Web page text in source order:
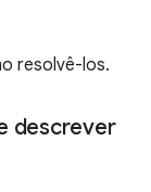
resolvê-los.
descrever